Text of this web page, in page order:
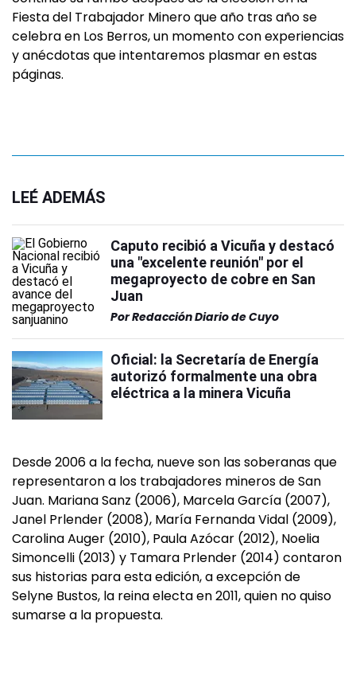
Fiesta del Trabajador Minero que año tras año se
celebra en Los Berros, un momento con experiencias
y anécdotas que intentaremos plasmar en estas
páginas.
LEÉ ADEMÁS
Caputo recibió a Vicuña y destacó
una "excelente reunión" por el
megaproyecto de cobre en San
Juan
PorRedacción Diario de Cuyo
Oficial: la Secretaría de Energía
autorizó formalmente una obra
eléctrica a la minera Vicuña
Desde 2006 a la fecha, nueve son las soberanas que
representaron a los trabajadores mineros de San
Juan. Mariana Sanz (2006), Marcela García (2007),
Janel Prlender (2008), María Fernanda Vidal (2009),
Carolina Auger (2010), Paula Azócar (2012), Noelia
Simoncelli (2013) y Tamara Prlender (2014) contaron
sus historias para esta edición, a excepción de
Selyne Bustos, la reina electa en 2011, quien no quiso
sumarse a la propuesta.